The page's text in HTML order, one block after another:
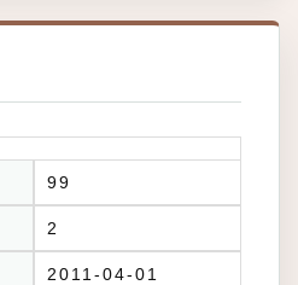
99
2
2011-04-01